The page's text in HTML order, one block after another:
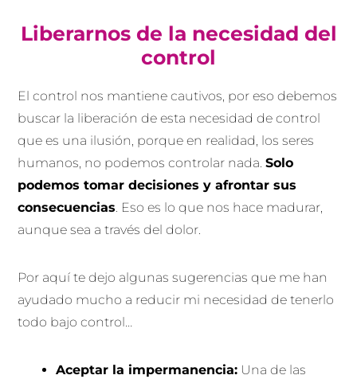
Liberarnos de la necesidad del
control
El control nos mantiene cautivos, por eso debemos
buscar la liberación de esta necesidad de control
que es una ilusión, porque en realidad, los seres
humanos, no podemos controlar nada.Solo
podemos tomar decisiones y afrontar sus
consecuencias. Eso es lo que nos hace madurar,
aunque sea a través del dolor.
Por aquí te dejo algunas sugerencias que me han
ayudado mucho a reducir mi necesidad de tenerlo
todo bajo control…
Aceptar la impermanencia: Una de las